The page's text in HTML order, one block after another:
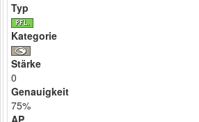
Typ
Kategorie
Stärke
0
Genauigkeit
75%
AP